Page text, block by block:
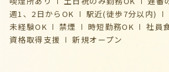
週1、2日からOK
駅近(徒歩7分以内)
未経験OK
禁煙 時短勤務OK 社員
資格取得支援
新規オープン